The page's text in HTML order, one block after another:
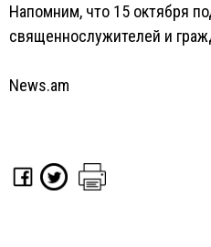
Напомним, что 15 октября
священнослужителей и
News.am